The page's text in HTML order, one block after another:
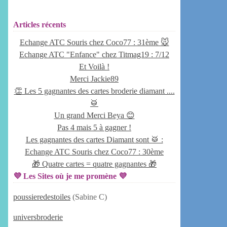
Articles récents
Echange ATC Souris chez Coco77 : 31ème 🐭
Echange ATC "Enfance" chez Titmag19 : 7/12
Et Voilà !
Merci Jackie89
👏 Les 5 gagnantes des cartes broderie diamant ....
🥁
Un grand Merci Beya 😊
Pas 4 mais 5 à gagner !
Les gagnantes des cartes Diamant sont 🥁 :
Echange ATC Souris chez Coco77 : 30ème
🎁 Quatre cartes = quatre gagnantes 🎁
💜 Les Sites où je me promène 💜
poussieredestoiles (Sabine C)
universbroderie